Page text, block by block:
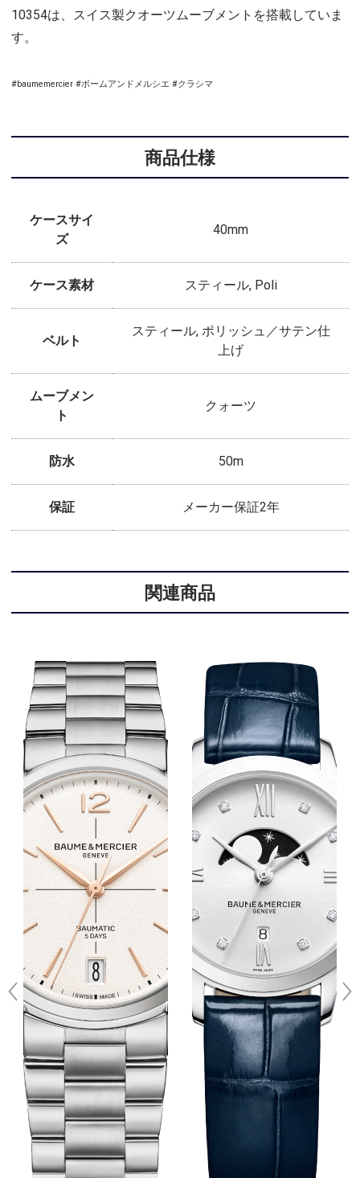
10354は、スイス製クオーツムーブメントを搭載していま
す。
#baumemercier #ボームアンドメルシエ #クラシマ
商品仕様
ケースサイ
ズ
40mm
ケース素材 スティール, Poli
ベルト
スティール, ポリッシュ／サテン仕
上げ
ムーブメン
ト
クォーツ
防水 50m
保証 メーカー保証2年
関連商品